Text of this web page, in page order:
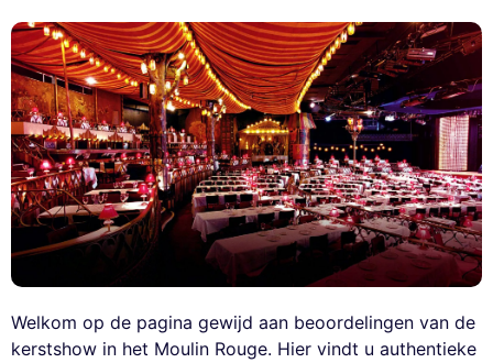
Welkom op de pagina gewijd aan beoordelingen van de
kerstshow in het Moulin Rouge. Hier vindt u authentieke